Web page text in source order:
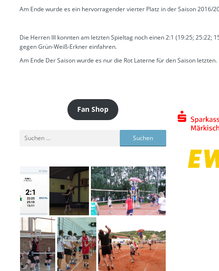
Am Ende wurde es ein hervorragender vierter Platz in der Saison 2016/
Die Herren III konnten am letzten Spieltag noch einen 2:1 (19:25; 25:22;
gegen Grün-Weiß-Erkner einfahren.
Am Ende Der Saison wurde es nur die Rot Laterne für den Saison letzten.
Fan Shop
Suchen